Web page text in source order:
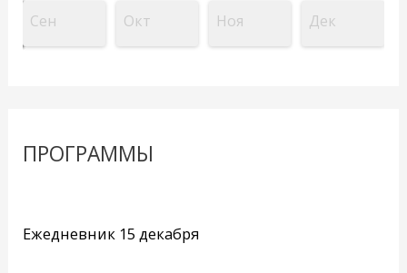
Сен Окт Ноя Дек
ПРОГРАММЫ
Ежедневник 15 декабря